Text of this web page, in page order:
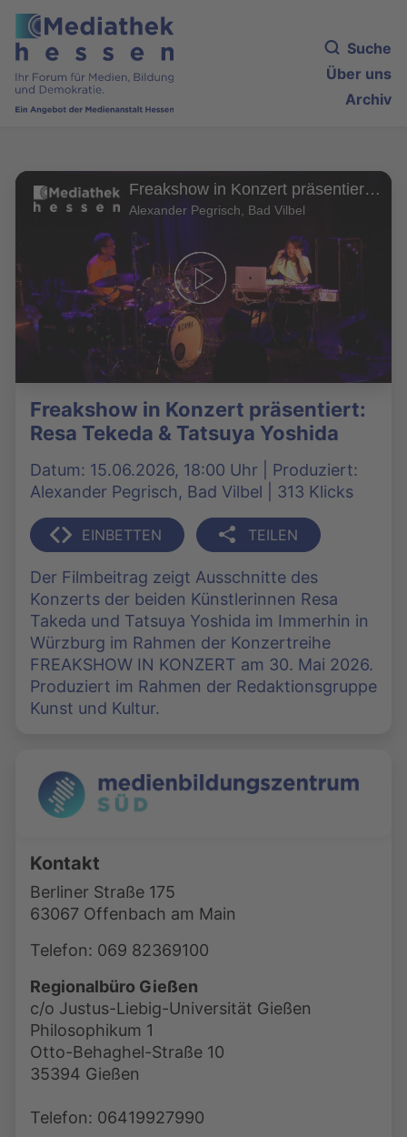
Suche
Über uns
Archiv
Freakshow in Konzert präsentiert: Resa Tekeda & Tatsuya Yoshida
Alexander Pegrisch, Bad Vilbel
Freakshow in Konzert präsentiert:
Resa Tekeda & Tatsuya Yoshida
Datum: 15.06.2026, 18:00 Uhr | Produziert:
Alexander Pegrisch, Bad Vilbel | 313 Klicks
EINBETTEN TEILEN
Der Filmbeitrag zeigt Ausschnitte des
Konzerts der beiden Künstlerinnen Resa
Takeda und Tatsuya Yoshida im Immerhin in
Würzburg im Rahmen der Konzertreihe
FREAKSHOW IN KONZERT am 30. Mai 2026.
Produziert im Rahmen der Redaktionsgruppe
Kunst und Kultur.
Kontakt
Berliner Straße 175
63067 Offenbach am Main
Telefon: 069 82369100
Regionalbüro Gießen
c/o Justus-Liebig-Universität Gießen
Philosophikum 1
Otto-Behaghel-Straße 10
35394 Gießen
Telefon: 06419927990